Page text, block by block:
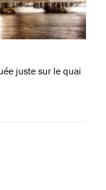
juste sur le quai